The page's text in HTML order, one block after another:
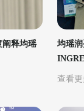
阐释均瑶
均瑶
目
查看